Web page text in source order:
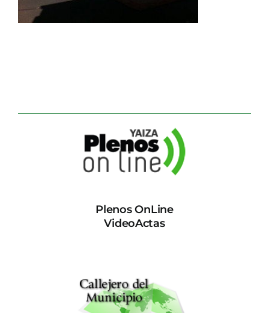
CONTACTO
Plenos OnLine
VideoActas